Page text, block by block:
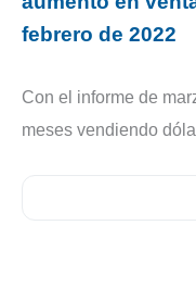
febrero de 2022
Con el informe de
meses vendiendo